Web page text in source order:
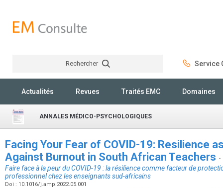
Rechercher Service
Actualités Revues Traités EMC Domaines
ANNALES MÉDICO-PSYCHOLOGIQUES
Facing Your Fear of COVID-19: Resilience
Against Burnout in South African Teachers -
Faire face à la peur du COVID-19 : la résilience comme facteur de
professionnel chez les enseignants sud-africains
Doi : 10.1016/j.amp.2022.05.001